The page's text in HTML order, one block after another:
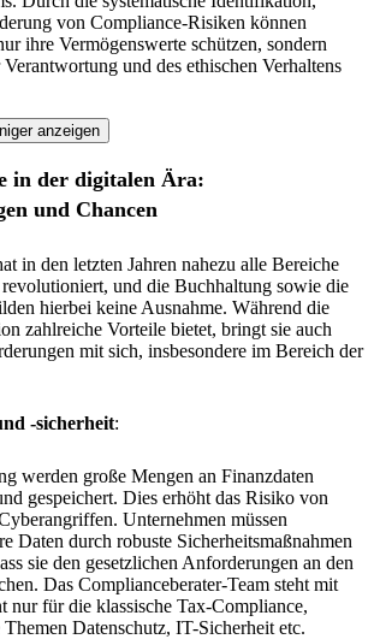
von Compliance-Risiken können
ihre Vermögenswerte schützen, sondern
und des ethischen Verhaltens
anzeigen
in der digitalen Ära:
und Chancen
in den letzten Jahren nahezu alle Bereiche
revolutioniert, und die Buchhaltung sowie die
hierbei keine Ausnahme. Während die
zahlreiche Vorteile bietet, bringt sie auch
mit sich, insbesondere im Bereich der
-sicherheit:
werden große Mengen an Finanzdaten
gespeichert. Dies erhöht das Risiko von
Unternehmen müssen
Daten durch robuste Sicherheitsmaßnahmen
sie den gesetzlichen Anforderungen an den
Das Complianceberater-Team steht mit
nur für die klassische Tax-Compliance,
Datenschutz, IT-Sicherheit etc.